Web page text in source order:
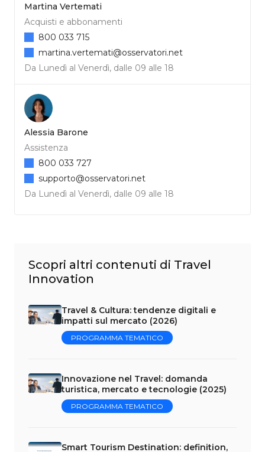
Martina Vertemati
Acquisti e abbonamenti
Da Lunedì al Venerdì, dalle 09 alle 18
800 033 715
martina.vertemati@osservatori.net
Alessia Barone
Assistenza
Da Lunedì al Venerdì, dalle 09 alle 18
800 033 727
supporto@osservatori.net
Scopri altri contenuti di Travel
Innovation
Travel & Cultura: tendenze digitali e
impatti sul mercato (2026)
PROGRAMMA TEMATICO
Innovazione nel Travel: domanda
turistica, mercato e tecnologie (2025)
PROGRAMMA TEMATICO
Smart Tourism Destination: definition,